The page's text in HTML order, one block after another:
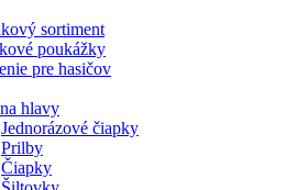
sortiment
poukážky
pre hasičov
hlavy
Jednorázové čiapky
Prilby
Čiapky